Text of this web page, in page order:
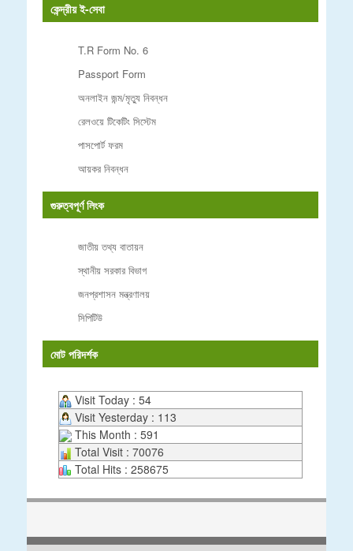
কেন্দ্রীয় ই-সেবা
T.R Form No. 6
Passport Form
অনলাইন জন্ম/মৃত্যু নিবন্ধন
রেলওয়ে টিকেটিং সিস্টেম
পাসপোর্ট ফরম
আয়কর নিবন্ধন
গুরুত্বপূর্ণ লিংক
জাতীয় তথ্য বাতায়ন
স্থানীয় সরকার বিভাগ
জনপ্রশাসন মন্ত্রণালয়
সিপিটিউ
মোট পরিদর্শক
Visit Today : 54
Visit Yesterday : 113
This Month : 591
Total Visit : 70076
Total Hits : 258675